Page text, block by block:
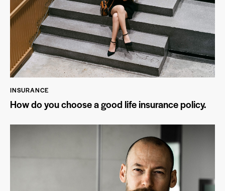
INSURANCE
How do you choose a good life insurance policy.